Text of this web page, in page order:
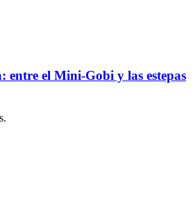
entre el Mini-Gobi y las estepas